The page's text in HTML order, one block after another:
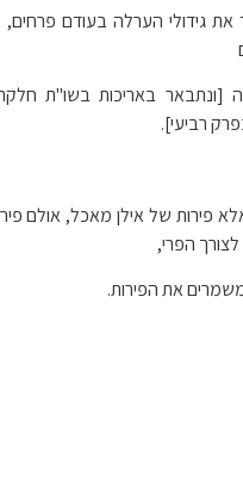
גידולי הערלה בעודם פרחים,
[ונתבאר באריכות בשו"ת
רביעי].
פירות של אילן מאכל, אולם
הפרי,
את הפירות.